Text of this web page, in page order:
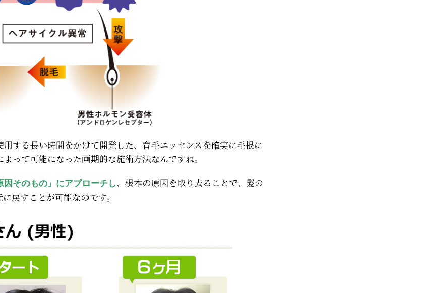
用する長い時間をかけて開発した、育毛エッセンスを確実に毛根に
って可能になった画期的な施術方法なんですね。
因そのもの」にアプローチし、根本の原因を取り去ることで、髪の
戻すことが可能なのです。